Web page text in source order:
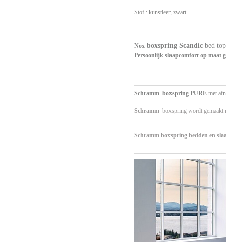
Stof : kunstleer, zwart
Nox boxspring Scandic bed
Persoonlijk slaapcomfort op maat
Schramm boxspring PURE met
Schramm boxspring wordt gemaakt
Schramm boxspring bedden en